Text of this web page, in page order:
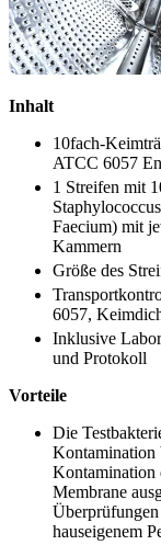
Inhalt
10fach-
ATCC 6057
1 Streifen mit
Faecium) mit
Kammern
Größe des
6057,
Inklusive
und Protokoll
Vorteile
Die
Kontamination
Kontamination
Membrane
hauseigenem